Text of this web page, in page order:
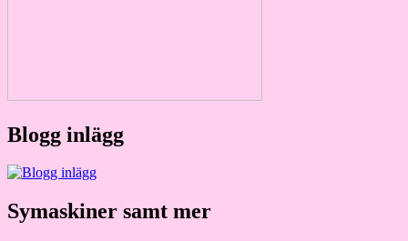
Blogg inlägg
Symaskiner samt mer